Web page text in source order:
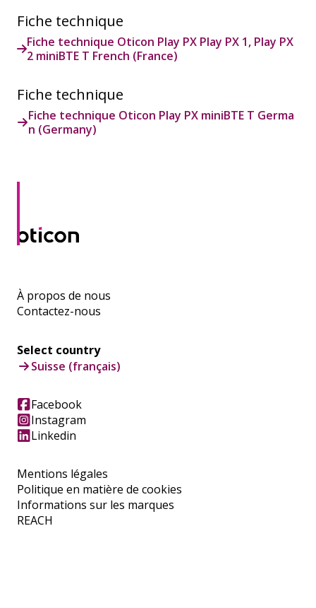
Fiche technique
Fiche technique Oticon Play PX Play PX 1, Play PX
2 miniBTE T French (France)
Fiche technique
Fiche technique Oticon Play PX miniBTE T Germa
n (Germany)
À propos de nous
Contactez-nous
Mentions légales
Politique en matière de cookies
Informations sur les marques
REACH
Select country
Suisse (français)
Facebook
Instagram
Linkedin